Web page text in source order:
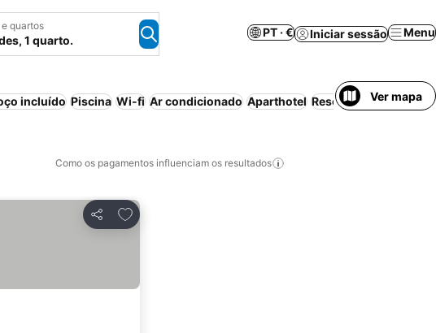
quartos
1 quarto.
PT · € Iniciar sessão Menu
incluído Piscina Wi-fi Ar condicionado Aparthotel Resort Ver mapa
Como os pagamentos influenciam os resultados
Partilhar
Adicionar aos favoritos